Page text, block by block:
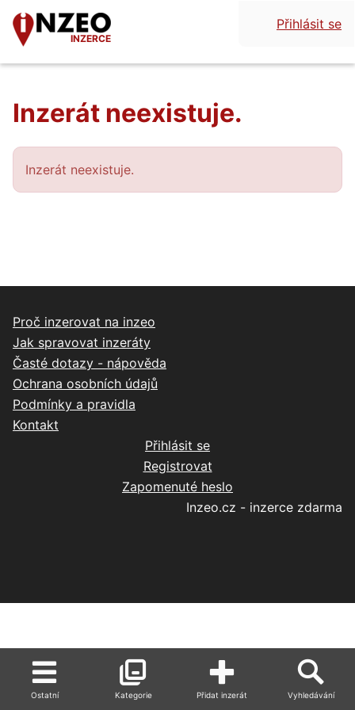
INZERCE
Přihlásit se
Inzerát neexistuje.
Inzerát neexistuje.
Kategorie
Ostatní Přidat inzerát Vyhledávání
Proč inzerovat na inzeo
Jak spravovat inzeráty
Časté dotazy - nápověda
Ochrana osobních údajů
Podmínky a pravidla
Kontakt
Přihlásit se
Registrovat
Zapomenuté heslo
Inzeo.cz - inzerce zdarma